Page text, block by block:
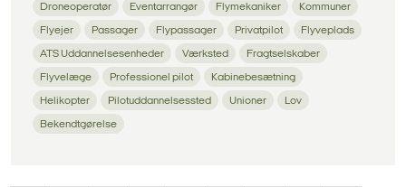
Droneoperatør Eventarrangør Flymekaniker Kommuner
Flyejer Passager Flypassager Privatpilot Flyveplads
ATS Uddannelsesenheder Værksted Fragtselskaber
Flyvelæge Professionel pilot Kabinebesætning
Helikopter Pilotuddannelsessted Unioner Lov
Bekendtgørelse